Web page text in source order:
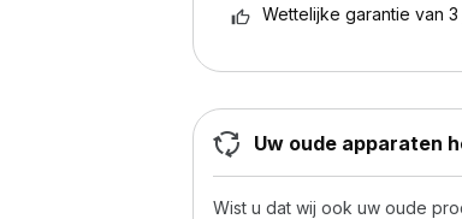
Wettelijke garantie van 3
Uw oude apparaten
Wist u dat wij ook uw oude